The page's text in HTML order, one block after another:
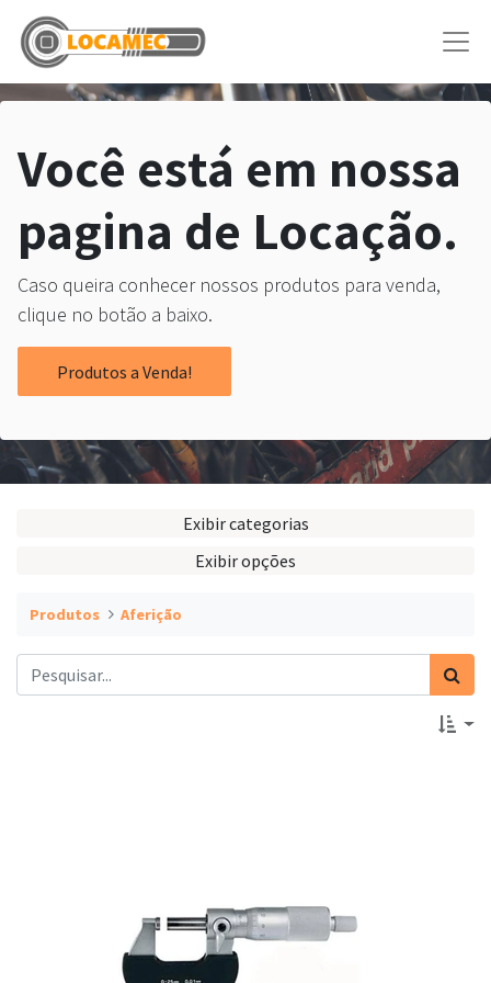
Você está em nossa
pagina de Locação.
Caso queira conhecer nossos produtos para venda,
clique no botão a baixo.
Produtos a Venda!
Exibir categorias
Exibir opções
Produtos Aferição